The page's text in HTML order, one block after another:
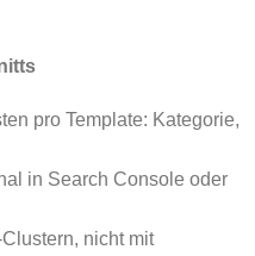
pro Template: Kategorie,
in Search Console oder
nicht mit